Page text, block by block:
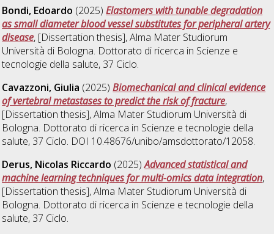
Bondi, Edoardo (2025)Elastomers with tunable degradation
as small diameter blood vessel substitutes for peripheral artery
disease, [Dissertation thesis], Alma Mater Studiorum
Università di Bologna. Dottorato di ricerca in Scienze e
tecnologie della salute, 37 Ciclo.
Cavazzoni, Giulia (2025)Biomechanical and clinical evidence
of vertebral metastases to predict the risk of fracture,
[Dissertation thesis], Alma Mater Studiorum Università di
Bologna. Dottorato di ricerca in Scienze e tecnologie della
salute, 37 Ciclo. DOI 10.48676/unibo/amsdottorato/12058.
Derus, Nicolas Riccardo (2025)Advanced statistical and
machine learning techniques for multi-omics data integration,
[Dissertation thesis], Alma Mater Studiorum Università di
Bologna. Dottorato di ricerca in Scienze e tecnologie della
salute, 37 Ciclo.